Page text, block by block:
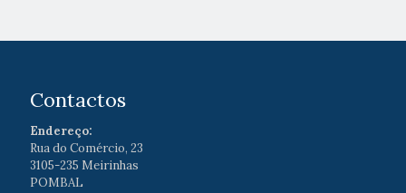
Contactos
Endereço:
Rua do Comércio, 23
3105-235 Meirinhas
POMBAL